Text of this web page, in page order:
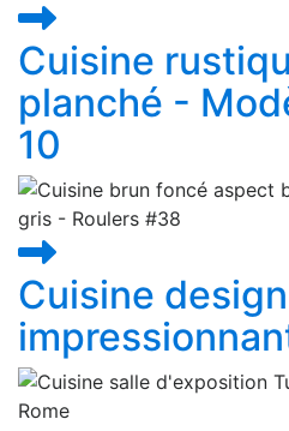
Cuisine
planché -
10
Cuisine